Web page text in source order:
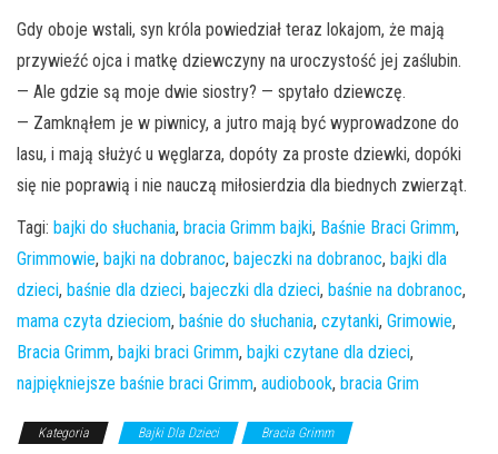
Gdy oboje wstali, syn króla powiedział teraz lokajom, że mają
przywieźć ojca i matkę dziewczyny na uroczystość jej zaślubin.
— Ale gdzie są moje dwie siostry? — spytało dziewczę.
— Zamknąłem je w piwnicy, a jutro mają być wyprowadzone do
lasu, i mają służyć u węglarza, dopóty za proste dziewki, dopóki
się nie poprawią i nie nauczą miłosierdzia dla biednych zwierząt.
Tagi: bajki do słuchania, bracia Grimm bajki, Baśnie Braci Grimm,
Grimmowie, bajki na dobranoc, bajeczki na dobranoc, bajki dla
dzieci, baśnie dla dzieci, bajeczki dla dzieci, baśnie na dobranoc,
mama czyta dzieciom, baśnie do słuchania, czytanki, Grimowie,
Bracia Grimm, bajki braci Grimm, bajki czytane dla dzieci,
najpiękniejsze baśnie braci Grimm, audiobook, bracia Grim
Kategoria Bajki Dla Dzieci Bracia Grimm